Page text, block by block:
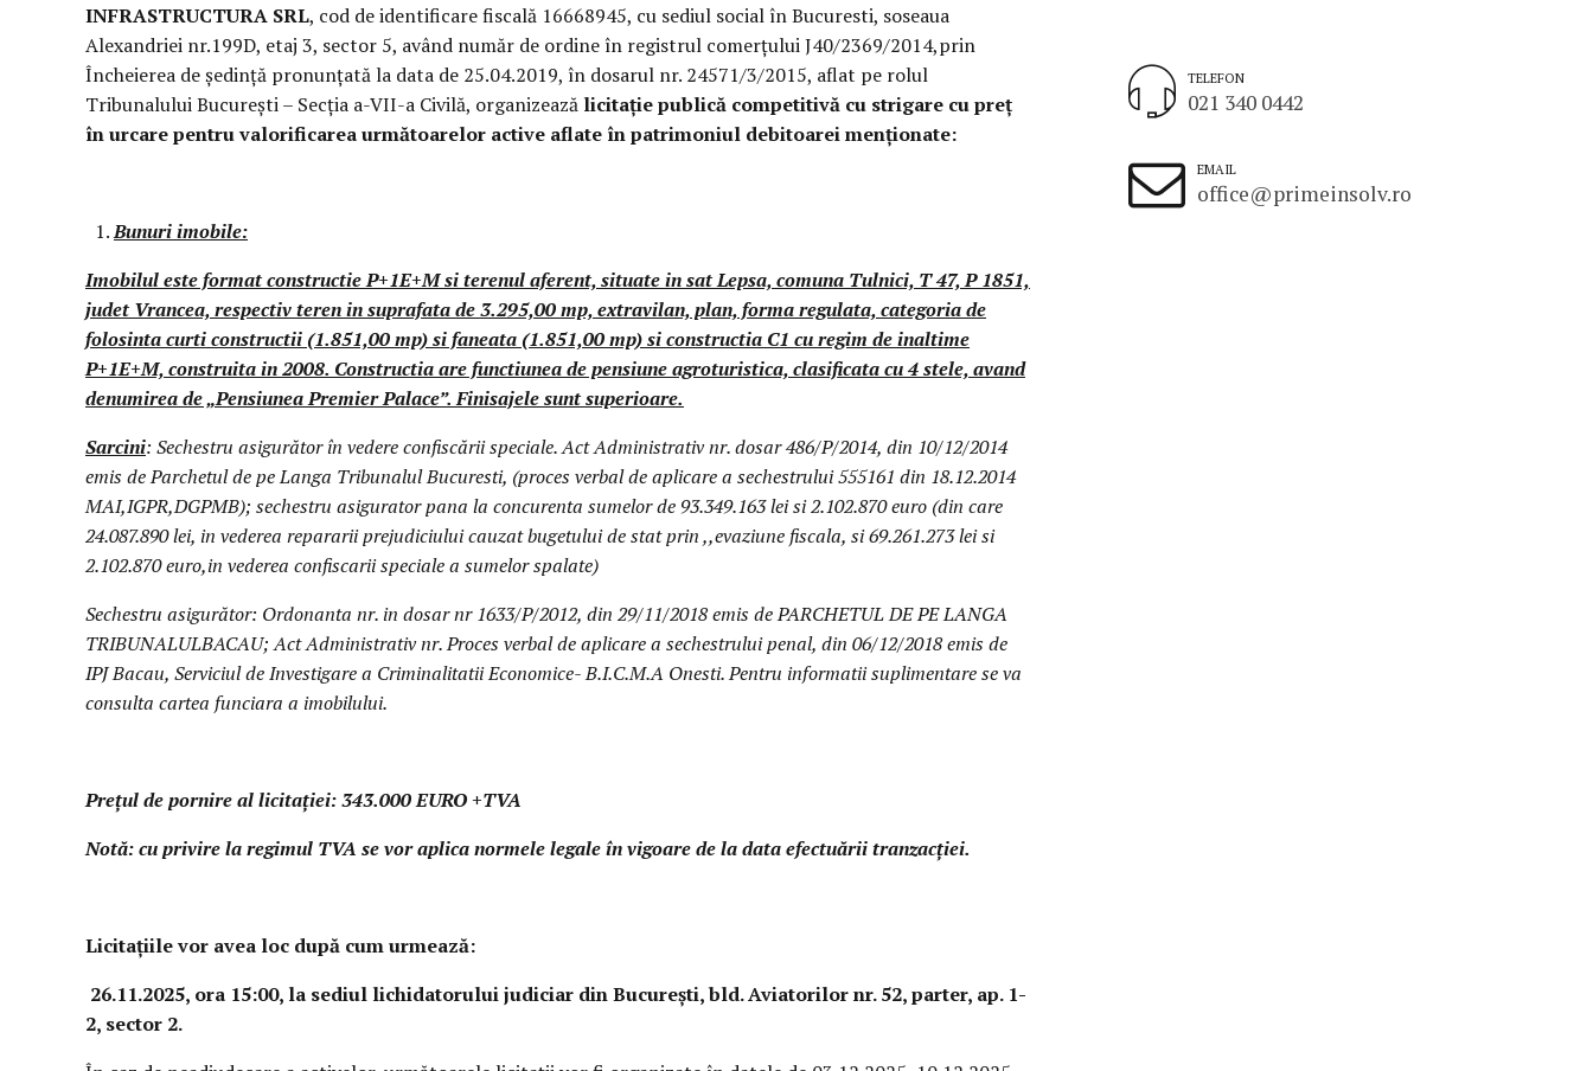
INFRASTRUCTURA SRL, cod de identificare fiscală 16668945, cu sediul social în Bucuresti, soseaua
Alexandriei nr.199D, etaj 3, sector 5, având număr de ordine în registrul comerţului J40/2369/2014,prin
Încheierea de ședință pronunţată la data de 25.04.2019, în dosarul nr. 24571/3/2015, aflat pe rolul
Tribunalului București – Secţia a-VII-a Civilă, organizează licitație publică competitivă cu strigare cu preț
în urcarepentru valorificareaurmătoarelor active aflate în patrimoniul debitoarei menționate:
Bunuri imobile:
Imobilul este format constructie P+1E+M si terenul aferent, situate in sat Lepsa, comuna Tulnici, T 47, P 1851,
judet Vrancea, respectiv teren in suprafata de 3.295,00 mp, extravilan, plan, forma regulata, categoria de
folosinta curti constructii (1.851,00 mp) si faneata (1.851,00 mp) si constructia C1 cu regim de inaltime
P+1E+M, construita in 2008. Constructia are functiunea de pensiune agroturistica, clasificata cu 4 stele, avand
denumirea de „Pensiunea Premier Palace”. Finisajele sunt superioare.
Sarcini: Sechestru asigurător în vedere confiscării speciale. Act Administrativ nr. dosar 486/P/2014, din 10/12/2014
emis de Parchetul de pe Langa Tribunalul Bucuresti, (proces verbal de aplicare a sechestrului 555161 din 18.12.2014
MAI,IGPR,DGPMB); sechestru asigurator pana la concurenta sumelor de 93.349.163 lei si 2.102.870 euro (din care
24.087.890 lei, in vederea repararii prejudiciului cauzat bugetului de stat prin ,,evaziune fiscala, si 69.261.273 lei si
2.102.870 euro,in vederea confiscarii speciale a sumelor spalate)
Sechestru asigurător: Ordonanta nr. in dosar nr 1633/P/2012, din 29/11/2018 emis de PARCHETUL DE PE LANGA
TRIBUNALULBACAU; Act Administrativ nr. Proces verbal de aplicare a sechestrului penal, din 06/12/2018 emis de
IPJ Bacau, Serviciul de Investigare a Criminalitatii Economice- B.I.C.M.A Onesti. Pentru informatii suplimentare se va
consulta cartea funciara a imobilului.
Prețul de pornire al licitației: 343.000 EURO +TVA
Notă: cu privire la regimul TVA se vor aplica normele legale în vigoare de la data efectuării tranzacției.
Licitațiile vor avea loc după cum urmează:
26.11.2025, ora 15:00, la sediul lichidatorului judiciar din București, bld. Aviatorilor nr. 52, parter, ap. 1-
2, sector 2.
TELEFON
021 340 0442
EMAIL
office@primeinsolv.ro